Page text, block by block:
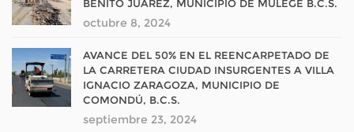
BENITO JUÁREZ, MUNICIPIO DE MULEGÉ B.C.S.
octubre 8, 2024
AVANCE DEL 50% EN EL REENCARPETADO DE
LA CARRETERA CIUDAD INSURGENTES A VILLA
IGNACIO ZARAGOZA, MUNICIPIO DE
COMONDÚ, B.C.S.
septiembre 23, 2024